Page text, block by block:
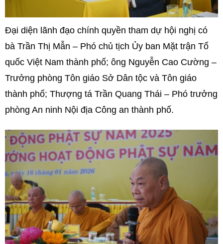
Đại diện lãnh đạo chính quyền tham dự hội nghị có
bà Trần Thị Mẫn – Phó chủ tịch Ủy ban Mặt trận Tổ
quốc Việt Nam thành phố; ông Nguyễn Cao Cường –
Trưởng phòng Tôn giáo Sở Dân tộc và Tôn giáo
thành phố; Thượng tá Trần Quang Thái – Phó trưởng
phòng An ninh Nội địa Công an thành phố.